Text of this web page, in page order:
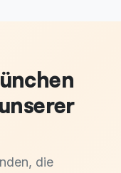
die